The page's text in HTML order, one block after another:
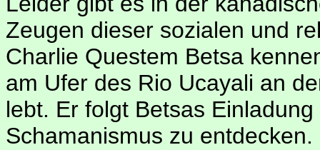
Zeugen dieser sozialen und
Charlie Questem Betsa
am Ufer des Rio Ucayali an
lebt. Er folgt Betsas
Schamanismus zu